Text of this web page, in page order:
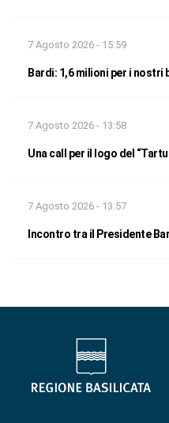
7 Agosto 2026 - 15:59
Bardi: 1,6 milioni per i nostri
7 Agosto 2026 - 13:58
Una call per il logo del
7 Agosto 2026 - 13:57
Incontro tra il Presidente